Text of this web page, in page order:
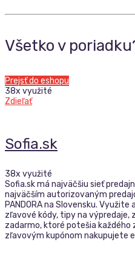
Všetko v
Prejsť do eshopu
38x využité
Zdieľať
Sofia.sk
38x využité
Sofia.sk má najväčšiu sieť
najväčším autorizovaným
PANDORA na Slovensku.
zľavové kódy, tipy na výpredaje,
zadarmo, ktoré potešia
zľavovým kupónom nakupujete